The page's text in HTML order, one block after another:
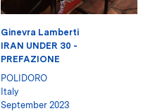
Ginevra Lamberti
IRAN UNDER 30 -
PREFAZIONE
POLIDORO
Italy
September 2023